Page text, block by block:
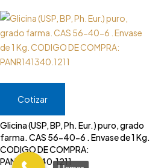
Cotizar
Glicina (USP, BP, Ph. Eur.) puro, grado
farma. CAS 56-40-6 . Envase de 1 Kg.
CODIGO DE COMPRA:
PANR141340.1211